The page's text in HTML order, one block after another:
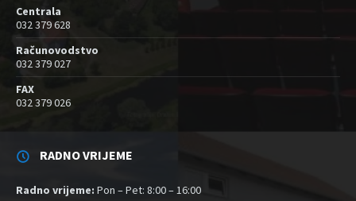
Centrala
032 379 628
Računovodstvo
032 379 027
FAX
032 379 026
RADNO VRIJEME
Radno vrijeme: Pon – Pet: 8:00 – 16:00